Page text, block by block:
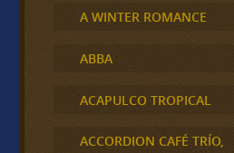
A WINTER ROMANCE
ABBA
ACAPULCO TROPICAL
ACCORDION CAFÉ TRÍO,